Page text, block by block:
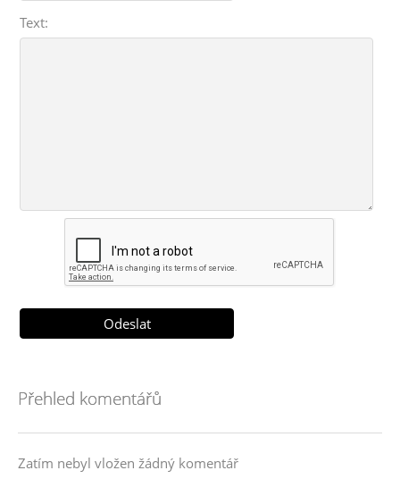
Text:
Přehled komentářů
Zatím nebyl vložen žádný komentář